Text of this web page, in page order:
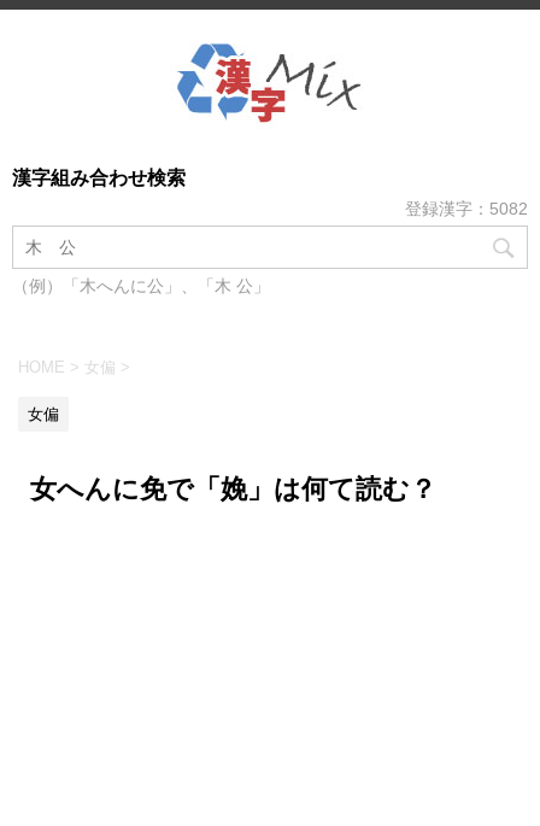
漢字組み合わせ検索
登録漢字：5082
（例）「木へんに公」、「木 公」
HOME > 女偏 >
女偏
女へんに免で「娩」は何て読む？